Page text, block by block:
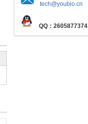
tech@youbio.cn
QQ：2605877374